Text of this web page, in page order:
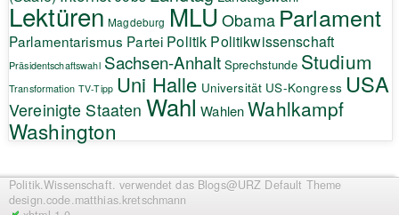
Lektüren Magdeburg MLU Obama Parlament
Parlamentarismus Partei Politik Politikwissenschaft
Präsidentschaftswahl Sachsen-Anhalt Sprechstunde Studium
Transformation TV-Tipp Uni Halle Universität US-Kongress USA
Vereinigte Staaten Wahl Wahlen Wahlkampf
Washington
Politik.Wissenschaft. verwendet das Blogs@URZ Default Theme
design.code.matthias.kretschmann